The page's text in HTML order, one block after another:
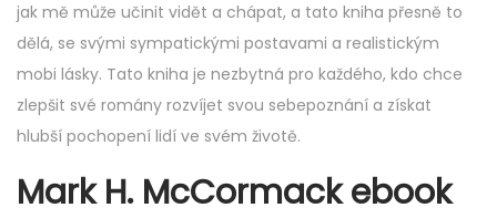
jak mě může učinit vidět a chápat, a tato kniha přesně to
dělá, se svými sympatickými postavami a realistickým
mobi lásky. Tato kniha je nezbytná pro každého, kdo chce
zlepšit své romány rozvíjet svou sebepoznání a získat
hlubší pochopení lidí ve svém životě.
Mark H. McCormack ebook